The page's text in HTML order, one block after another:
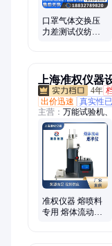
绘设备
口罩气体交换压
力差测试仪纺织
上海准权仪器
4年
出价迅速
真实性
主营： 万能试验机
量热仪、热重分析
软化点测定仪、导
热仪、转矩流变仪
热仪、TGA热重分
量测试仪、炭黑分
仪、体积表面电阻
准权仪器 熔喷料
专用 熔体流动检